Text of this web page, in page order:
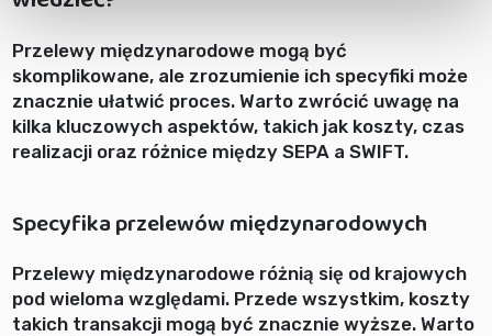
Przelewy międzynarodowe mogą być
skomplikowane, ale zrozumienie ich specyfiki może
znacznie ułatwić proces. Warto zwrócić uwagę na
kilka kluczowych aspektów, takich jak koszty, czas
realizacji oraz różnice między SEPA a SWIFT.
Specyfika przelewów międzynarodowych
Przelewy międzynarodowe różnią się od krajowych
pod wieloma względami. Przede wszystkim, koszty
takich transakcji mogą być znacznie wyższe. Warto